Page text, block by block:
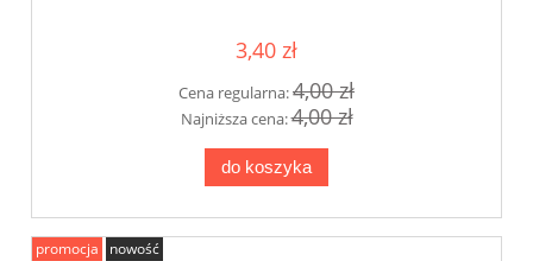
3,40 zł
Cena regularna:4,00 zł
Najniższa cena:4,00 zł
do koszyka
promocja nowość